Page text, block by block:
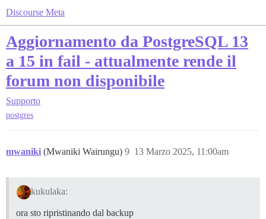
Discourse Meta
Aggiornamento da PostgreSQL 13
a 15 in fail - attualmente rende il
forum non disponibile
Supporto
postgres
mwaniki (Mwaniki Wairungu) 13 Marzo 2025, 11:00am
9
kukulaka:
ora sto ripristinando dal backup